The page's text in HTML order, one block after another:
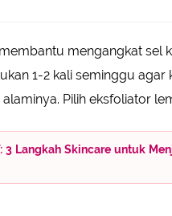
mengangkat sel
1-2 kali seminggu
Pilih eksfoliator
3 Langkah Skincare untuk